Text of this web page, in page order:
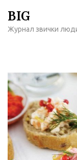
содержимому
BIG
Журнал звички